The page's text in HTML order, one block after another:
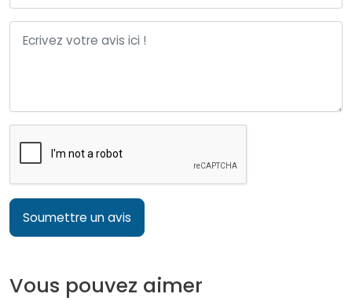
Soumettre un avis
Vous pouvez aimer